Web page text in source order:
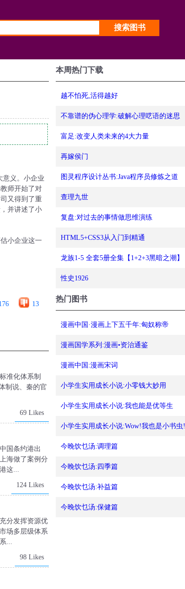
意义。小企业
师开始了对
又得到了重
并讲述了小
小企业这一
13
准化体系制
制说、秦的官
69 Likes
国条约港出
海做了案例分
这...
124 Likes
分发挥资源优
场多层级体系
...
98 Likes
本周热门下载
越不怕死,活得越好
不靠谱的伪心理学:破解心理呓语的迷思
富足:改变人类未来的4大力量
再嫁侯门
图灵程序设计丛书:Java程序员修炼之道
查理九世
复盘:对过去的事情做思维演练
HTML5+CSS3从入门到精通
龙族1-5 全套5册全集【1+2+3黑暗之潮】
性史1926
热门图书
漫画中国·漫画上下五千年:匈奴称帝
漫画国学系列:漫画•资治通鉴
漫画中国:漫画宋词
小学生实用成长小说:小零钱大妙用
小学生实用成长小说:我也能是优等生
小学生实用成长小说:Wow!我也是小书虫!
今晚饮乜汤:调理篇
今晚饮乜汤:四季篇
今晚饮乜汤:补益篇
今晚饮乜汤:保健篇